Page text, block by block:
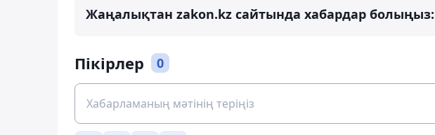
Жаңалықтан zakon.kz сайтында хабардар болыңыз:
Пікірлер 0